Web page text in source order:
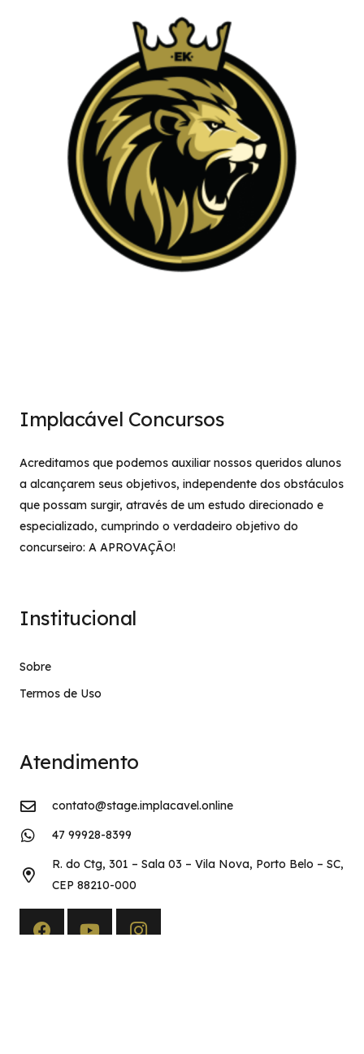
Implacável Concursos
Acreditamos que podemos auxiliar nossos queridos alunos
a alcançarem seus objetivos, independente dos obstáculos
que possam surgir, através de um estudo direcionado e
especializado, cumprindo o verdadeiro objetivo do
concurseiro: A APROVAÇÃO!
Institucional
Sobre
Termos de Uso
Atendimento
contato@stage.implacavel.online
47 99928-8399
R. do Ctg, 301 – Sala 03 – Vila Nova, Porto Belo – SC,
CEP 88210-000